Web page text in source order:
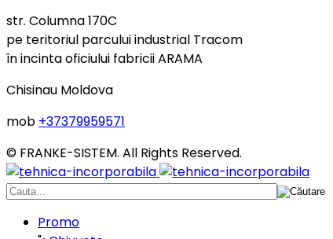
str. Columna 170C
pe teritoriul parcului industrial Tracom
în incinta oficiului fabricii ARAMA
Chisinau Moldova
mob +37379959571
© FRANKE-SISTEM. All Rights Reserved.
Promo